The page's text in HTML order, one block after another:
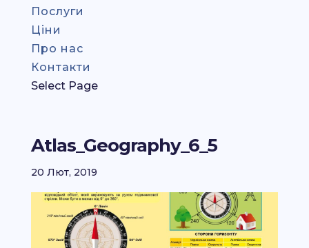
Послуги
Ціни
Про нас
Контакти
Select Page
Atlas_Geography_6_5
20 Лют, 2019